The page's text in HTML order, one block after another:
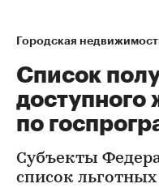
Городская
Список
доступного
по
Субъекты
список